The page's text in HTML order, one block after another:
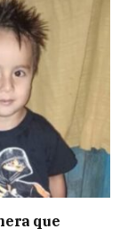
que